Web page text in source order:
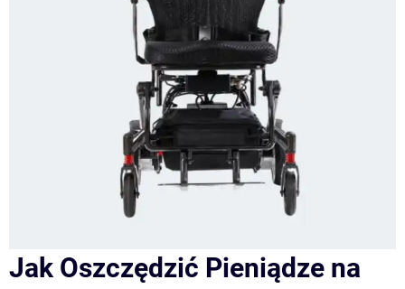
Jak Oszczędzić Pieniądze na